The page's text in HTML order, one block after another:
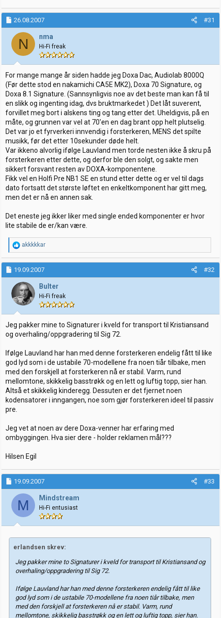
26.08.2007 #31
N nma
Hi-Fi freak
For mange mange år siden hadde jeg Doxa Dac, Audiolab 8000Q
(Før dette stod en nakamichi CA5E MK2), Doxa 70 Signature, og
Doxa 8.1 Signature. (Sannsynligvis noe av det beste man kan få til
en slikk og ingenting idag, dvs bruktmarkedet ) Det låt suverent,
forvillet meg bort i alskens ting og tang etter det. Uheldigvis, på en
måte, og grunnen var vel at 70'en en dag brant opp helt plutselig.
Det var jo et fyrverkeri innvendig i forsterkeren, MENS det spilte
musikk, før det etter 10sekunder døde helt.
Var ikkeno alvorlig ifølge Lauvland men torde nesten ikke å skru på
forsterkeren etter dette, og derfor ble den solgt, og sakte men
sikkert forsvant resten av DOXA-komponentene.
Fikk vel en Holfi Pre NB1 SE en stund etter dette og er vel til dags
dato fortsatt det største løftet en enkeltkomponent har gitt meg,
men det er nå en annen sak.
Det eneste jeg ikker liker med single ended komponenter er hvor
lite stabile de er/kan være.
R
e
a
k
s
j
o
n
e
r
:
akkkkkar
19.09.2007 #32
Bulter
Hi-Fi freak
Jeg pakker mine to Signaturer i kveld for transport til Kristiansand
og overhaling/oppgradering til Sig 72.
Ifølge Lauvland har han med denne forsterkeren endelig fått til like
god lyd som i de ustabile 70-modellene fra noen tiår tilbake, men
med den forskjell at forsterkeren nå er stabil. Varm, rund
mellomtone, skikkelig basstrøkk og en lett og luftig topp, sier han.
Altså et skikkelig kinderegg. Dessuten er det fjernet noen
kodensatorer i inngangen, noe som gjør forsterkeren ideel til passiv
pre.
Jeg vet at noen av dere Doxa-venner har erfaring med
ombyggingen. Hva sier dere - holder reklamen mål???
Hilsen Egil
19.09.2007 #33
M Mindstream
Hi-Fi entusiast
erlandsen skrev:
Jeg pakker mine to Signaturer i kveld for transport til Kristiansand og
overhaling/oppgradering til Sig 72.
Ifølge Lauvland har han med denne forsterkeren endelig fått til like
god lyd som i de ustabile 70-modellene fra noen tiår tilbake, men
med den forskjell at forsterkeren nå er stabil. Varm, rund
mellomtone, skikkelig basstrøkk og en lett og luftig topp, sier han.